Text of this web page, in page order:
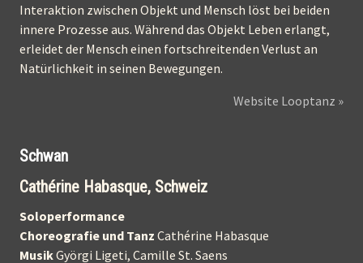
Interaktion zwischen Objekt und Mensch löst bei beiden
innere Prozesse aus. Während das Objekt Leben erlangt,
erleidet der Mensch einen fortschreitenden Verlust an
Natürlichkeit in seinen Bewegungen.
Website Looptanz »
Schwan
Cathérine Habasque, Schweiz
Soloperformance
Choreografie und Tanz Cathérine Habasque
MusikGyörgi Ligeti, Camille St. Saens